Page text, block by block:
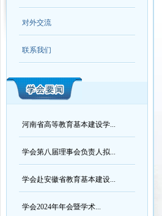
对外交流
联系我们
河南省高等教育基本建设学...
学会第八届理事会负责人拟...
学会赴安徽省教育基本建设...
学会2024年年会暨学术...